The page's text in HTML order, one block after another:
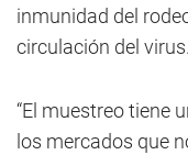
inmunidad del
circulación del virus.
“El muestreo tiene
los mercados que